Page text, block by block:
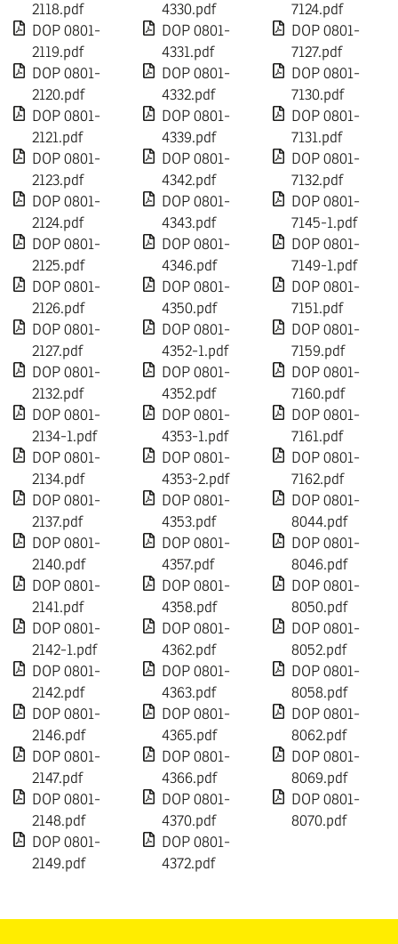
2118.pdf
DOP 0801-
2119.pdf
DOP 0801-
2120.pdf
DOP 0801-
2121.pdf
DOP 0801-
2123.pdf
DOP 0801-
2124.pdf
DOP 0801-
2125.pdf
DOP 0801-
2126.pdf
DOP 0801-
2127.pdf
DOP 0801-
2132.pdf
DOP 0801-
2134-1.pdf
DOP 0801-
2134.pdf
DOP 0801-
2137.pdf
DOP 0801-
2140.pdf
DOP 0801-
2141.pdf
DOP 0801-
2142-1.pdf
DOP 0801-
2142.pdf
DOP 0801-
2146.pdf
DOP 0801-
2147.pdf
DOP 0801-
2148.pdf
DOP 0801-
2149.pdf
4330.pdf
DOP 0801-
4331.pdf
DOP 0801-
4332.pdf
DOP 0801-
4339.pdf
DOP 0801-
4342.pdf
DOP 0801-
4343.pdf
DOP 0801-
4346.pdf
DOP 0801-
4350.pdf
DOP 0801-
4352-1.pdf
DOP 0801-
4352.pdf
DOP 0801-
4353-1.pdf
DOP 0801-
4353-2.pdf
DOP 0801-
4353.pdf
DOP 0801-
4357.pdf
DOP 0801-
4358.pdf
DOP 0801-
4362.pdf
DOP 0801-
4363.pdf
DOP 0801-
4365.pdf
DOP 0801-
4366.pdf
DOP 0801-
4370.pdf
DOP 0801-
4372.pdf
7124.pdf
DOP 0801-
7127.pdf
DOP 0801-
7130.pdf
DOP 0801-
7131.pdf
DOP 0801-
7132.pdf
DOP 0801-
7145-1.pdf
DOP 0801-
7149-1.pdf
DOP 0801-
7151.pdf
DOP 0801-
7159.pdf
DOP 0801-
7160.pdf
DOP 0801-
7161.pdf
DOP 0801-
7162.pdf
DOP 0801-
8044.pdf
DOP 0801-
8046.pdf
DOP 0801-
8050.pdf
DOP 0801-
8052.pdf
DOP 0801-
8058.pdf
DOP 0801-
8062.pdf
DOP 0801-
8069.pdf
DOP 0801-
8070.pdf